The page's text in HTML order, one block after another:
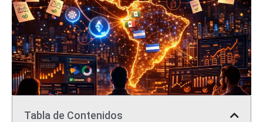
Tabla de Contenidos